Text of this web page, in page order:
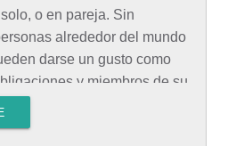
o en pareja. Sin
alrededor del mundo
darse un gusto como
y miembros de su
sobre los detalles de viajar a